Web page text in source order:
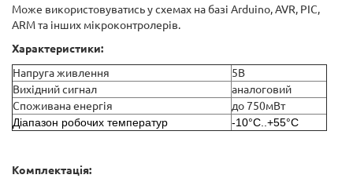
Може використовуватись у схемах на базі Arduino, AVR, PIC,
ARM та інших мікроконтролерів.
Характеристики:
Напруга живлення
5В
Вихідний сигнал
аналоговий
Споживана енергія
до 750мВт
Діапазон робочих температур
-10°C..+55°C
Комплектація: